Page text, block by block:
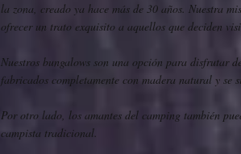
la zona, creado ya hace más de 30 años. Nuestra
ofrecer un trato exquisito a aquellos que deciden
Nuestros bungalows son una opción para disfrutar
fabricados completamente con madera natural y
Por otro lado, los amantes del camping también
campista tradicional.